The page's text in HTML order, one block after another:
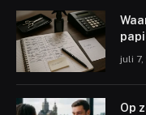
juli
Op